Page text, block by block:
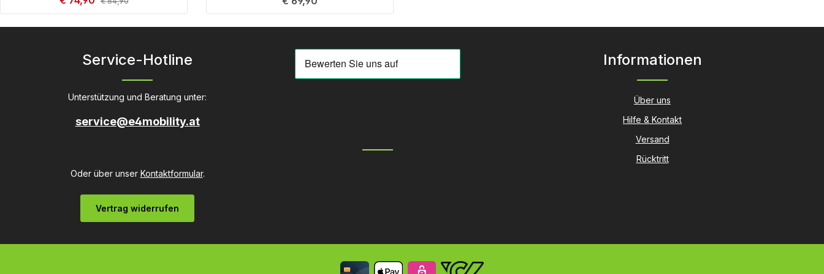
Service-Hotline
Unterstützung und Beratung unter:
service@e4mobility.at
Oder über unser Kontaktformular.
Vertrag widerrufen
Informationen
Über uns
Hilfe & Kontakt
Versand
Rücktritt